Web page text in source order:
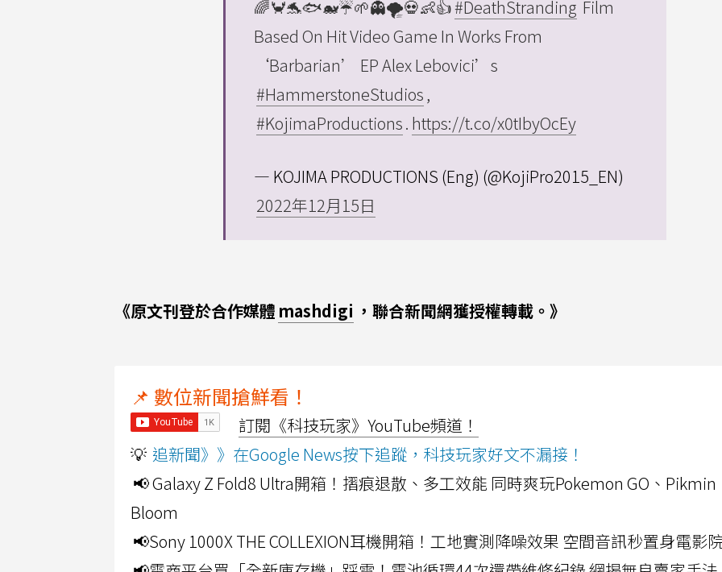
🌈🦀🐬🐟🐋☔🌱👻🌪💀👶👍#DeathStranding Film
Based On Hit Video Game In Works From
‘Barbarian’ EP Alex Lebovici’s
#HammerstoneStudios,
#KojimaProductions. https://t.co/x0tIbyOcEy
— KOJIMA PRODUCTIONS (Eng) (@KojiPro2015_EN)
2022年12月15日
《原文刊登於合作媒體 mashdigi ，聯合新聞網獲授權轉載。》
📌 數位新聞搶鮮看！
訂閱《科技玩家》YouTube頻道！
💡 追新聞》》在Google News按下追蹤，科技玩家好文不漏接！
📢 Galaxy Z Fold8 Ultra開箱！摺痕退散、多工效能 同時爽玩Pokemon GO、Pikmin
Bloom
📢Sony 1000X THE COLLEXION耳機開箱！工地實測降噪效果 空間音訊秒置身電影